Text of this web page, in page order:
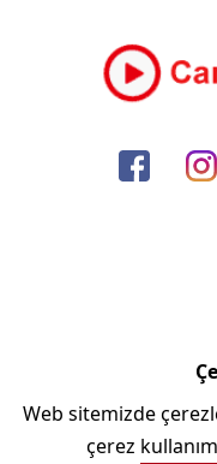
Copyright ©
Web sitemizde
çerez